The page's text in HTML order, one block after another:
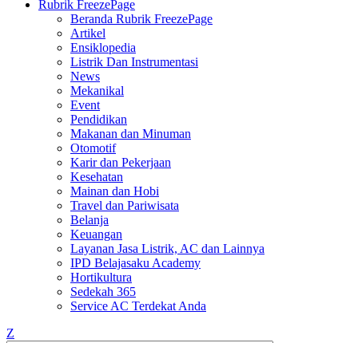
Rubrik FreezePage
Beranda Rubrik FreezePage
Artikel
Ensiklopedia
Listrik Dan Instrumentasi
News
Mekanikal
Event
Pendidikan
Makanan dan Minuman
Otomotif
Karir dan Pekerjaan
Kesehatan
Mainan dan Hobi
Travel dan Pariwisata
Belanja
Keuangan
Layanan Jasa Listrik, AC dan Lainnya
IPD Belajasaku Academy
Hortikultura
Sedekah 365
Service AC Terdekat Anda
Z